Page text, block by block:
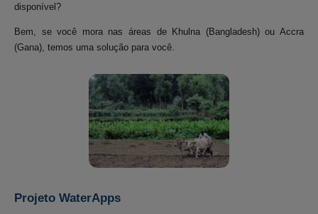
disponível?
Bem, se você mora nas áreas de Khulna (Bangladesh) ou Accra
(Gana), temos uma solução para você.
Projeto WaterApps